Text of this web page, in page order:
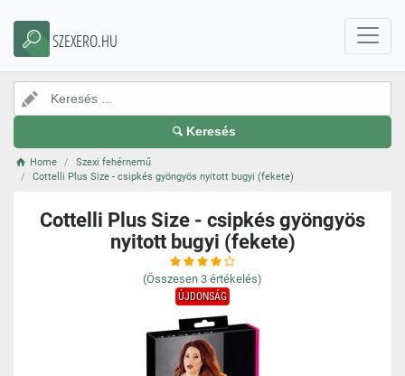
SZEXERO.HU
Keresés
Home
Szexi fehérnemű
Cottelli Plus Size - csipkés gyöngyös nyitott bugyi (fekete)
Cottelli Plus Size - csipkés gyöngyös
nyitott bugyi (fekete)
(Összesen 3 értékelés)
ÚJDONSÁG